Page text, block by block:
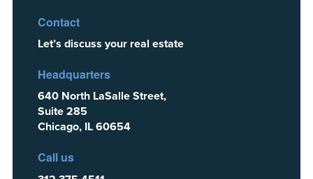
Contact
Let’s discuss your real estate
Headquarters
640 North LaSalle Street,
Suite 285
Chicago, IL 60654
Call us